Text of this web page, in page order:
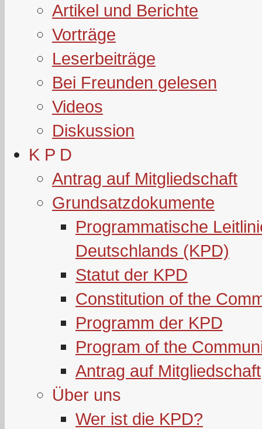
Artikel und Berichte
Vorträge
Leserbeiträge
Bei Freunden gelesen
Videos
Diskussion
K P D
Antrag auf Mitgliedschaft
Grundsatzdokumente
Programmatische
Deutschlands (KPD)
Statut der KPD
Constitution of the
Programm der KPD
Program of the
Antrag auf Mitgliedschaft
Über uns
Wer ist die KPD?